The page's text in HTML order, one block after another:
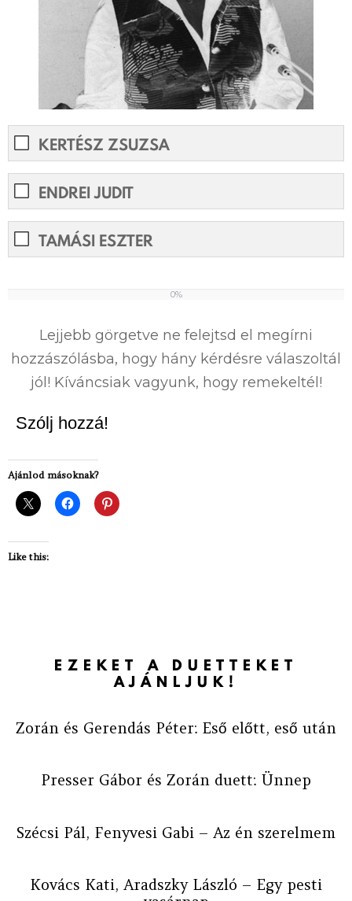
KERTÉSZ ZSUZSA
ENDREI JUDIT
TAMÁSI ESZTER
0%
Lejjebb görgetve ne felejtsd el megírni
hozzászólásba, hogy hány kérdésre válaszoltál
jól! Kíváncsiak vagyunk, hogy remekeltél!
Szólj hozzá!
Ajánlod másoknak?
Like this:
EZEKET A DUETTEKET
AJÁNLJUK!
Zorán és Gerendás Péter: Eső előtt, eső után
Presser Gábor és Zorán duett: Ünnep
Szécsi Pál, Fenyvesi Gabi – Az én szerelmem
Kovács Kati, Aradszky László – Egy pesti